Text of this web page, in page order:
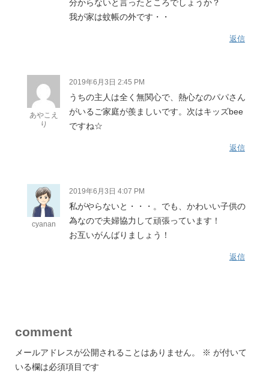
分からないと言ったところでしょうか？
我が家は蚊帳の外です・・
返信
あやこえ
り
2019年6月3日 2:45 PM
うちの主人は全く無関心で、熱心なのパパさん
がいるご家庭が羨ましいです。次はキッズbee
ですね☆
返信
cyanan
2019年6月3日 4:07 PM
私がやらないと・・・。でも、かわいい子供の
為なので夫婦協力して頑張っています！
お互いがんばりましょう！
返信
comment
メールアドレスが公開されることはありません。 ※ が付いて
いる欄は必須項目です